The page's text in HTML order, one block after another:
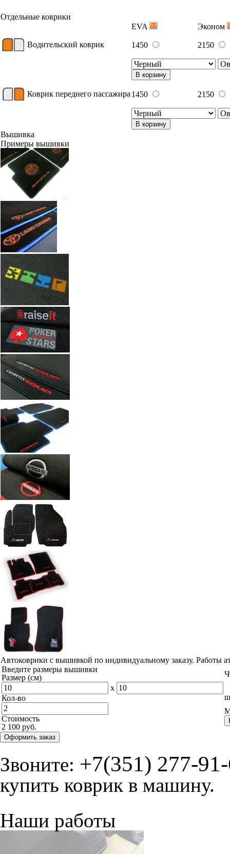
Отдельные коврики
EVA
Эконом
Водительский коврик 1450 2150
В корзину
Коврик переднего пассажира 1450 2150
В корзину
Вышивка
Примеры вышивки
Автоковрики с вышивкой по индивидуальному заказу. Работы
Введите размеры вышивки
Размер (см)
x
Кол-во
Стоимость
2 100 руб.
Оформить заказ
Звоните: +7(351) 277-
купить коврик в машину.
Наши работы